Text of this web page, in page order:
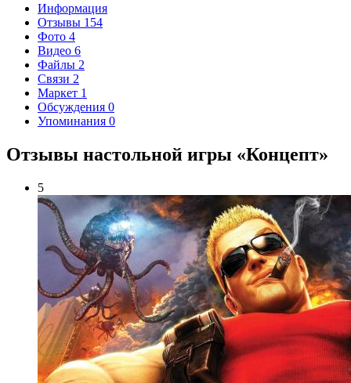
Информация
Отзывы 154
Фото 4
Видео 6
Файлы 2
Связи 2
Маркет 1
Обсуждения 0
Упоминания 0
Отзывы настольной игры «Концепт»
5